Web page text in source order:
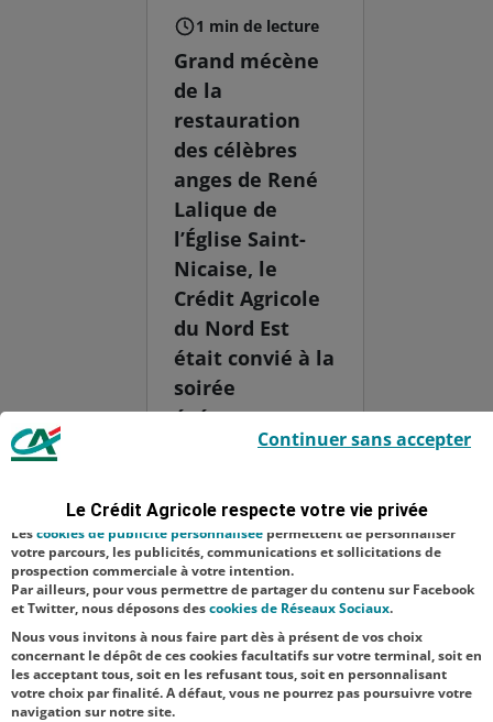
1 min de lecture
Grand mécène
de la
restauration
des célèbres
anges de René
Lalique de
l’Église Saint-
Nicaise, le
Crédit Agricole
du Nord Est
était convié à la
soirée
événement
organisée par
"Les Amis de
Saint-Nicaise
du Chemin-
Vert" pour
célébr...
Le Crédit Agricole respecte votre vie privée
indispensables car utilisés à des fins de bon fonctionnement et de
sécurité ; d’autres sont facultatifs. Les
satisfaction facultatifs.
Lescookies de publicité personnalisée permettent de personnaliser
votre parcours, les publicités, communications et sollicitations de
prospection commerciale à votre intention.
Par ailleurs, pour vous permettre de partager du contenu sur Facebook
et Twitter, nous déposons descookies de Réseaux Sociaux.
Nous vous invitons à nous faire part dès à présent de vos choix
concernant le dépôt de ces cookies facultatifs sur votre terminal, soit en
les acceptant tous, soit en les refusant tous, soit en personnalisant
votre choix par finalité. A défaut, vous ne pourrez pas poursuivre votre
navigation sur notre site.
Continuer sans accepter